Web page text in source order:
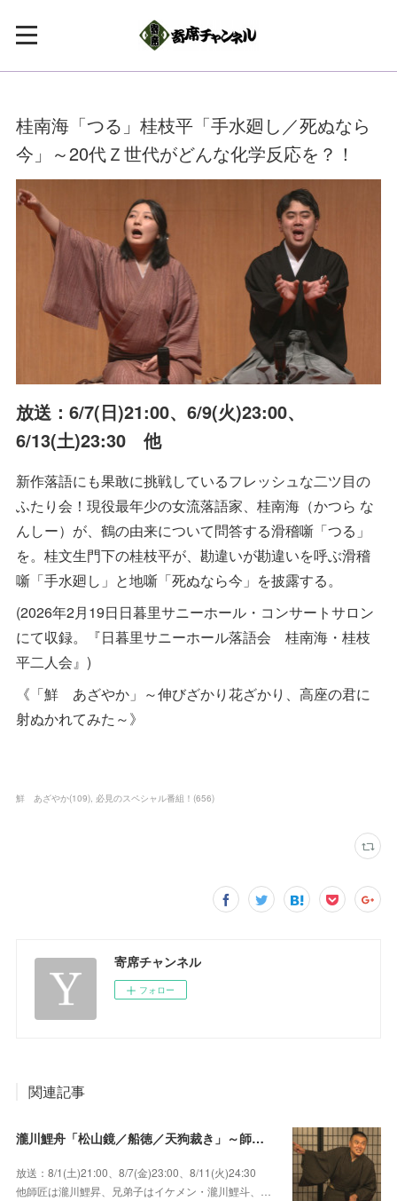
桂南海「つる」桂枝平「手水廻し／死ぬなら
今」～20代Ｚ世代がどんな化学反応を？！
放送：6/7(日)21:00、6/9(火)23:00、
6/13(土)23:30 他
新作落語にも果敢に挑戦しているフレッシュな二ツ目の
ふたり会！現役最年少の女流落語家、桂南海（かつら な
んしー）が、鶴の由来について問答する滑稽噺「つる」
を。桂文生門下の桂枝平が、勘違いが勘違いを呼ぶ滑稽
噺「手水廻し」と地噺「死ぬなら今」を披露する。
(2026年2月19日日暮里サニーホール・コンサートサロン
にて収録。『日暮里サニーホール落語会 桂南海・桂枝
平二人会』)
《「鮮 あざやか」～伸びざかり花ざかり、高座の君に
射ぬかれてみた～》
鮮 あざやか(109) 必見のスペシャル番組！ (656)
寄席チャンネル
フォロー
関連記事
瀧川鯉舟「松山鏡／船徳／天狗裁き」～師匠はあの唯一無二の雰囲気で爆笑をさらう瀧川鯉昇！
放送：8/1(土)21:00、8/7(金)23:00、8/11(火)24:30
他師匠は瀧川鯉昇、兄弟子はイケメン・瀧川鯉斗、…